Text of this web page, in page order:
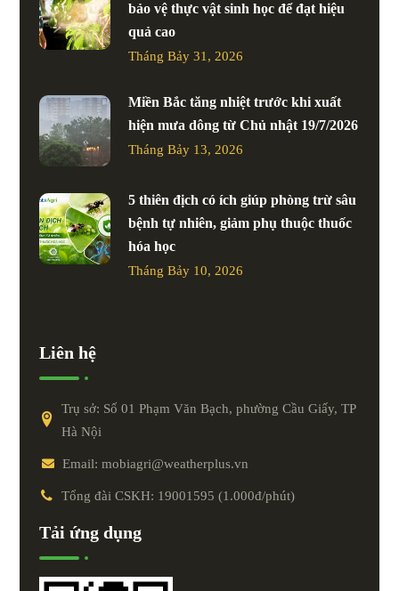
bảo vệ thực vật sinh học để đạt hiệu
quả cao
Tháng Bảy 31, 2026
Miền Bắc tăng nhiệt trước khi xuất
hiện mưa dông từ Chủ nhật 19/7/2026
Tháng Bảy 13, 2026
5 thiên địch có ích giúp phòng trừ sâu
bệnh tự nhiên, giảm phụ thuộc thuốc
hóa học
Tháng Bảy 10, 2026
Liên hệ
Trụ sở: Số 01 Phạm Văn Bạch, phường Cầu Giấy, TP
Hà Nội
Email: mobiagri@weatherplus.vn
Tổng đài CSKH: 19001595 (1.000đ/phút)
Tải ứng dụng